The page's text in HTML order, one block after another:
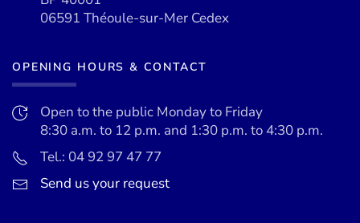
06591 Théoule-sur-Mer Cedex
OPENING HOURS & CONTACT
Open to the public Monday to Friday
8:30 a.m. to 12 p.m. and 1:30 p.m. to 4:30 p.m.
Tel.: 04 92 97 47 77
Send us your request